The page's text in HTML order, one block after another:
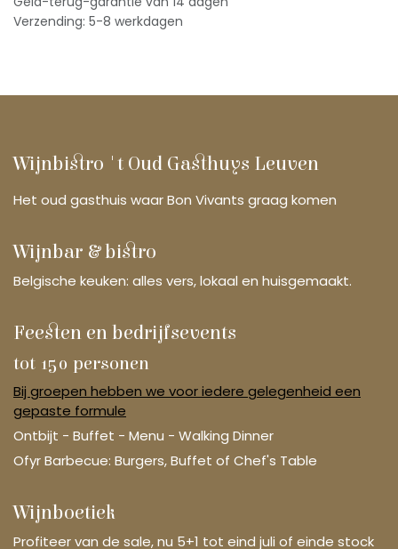
Verzending: 5-8 werkdagen
Wijnbistro 't Oud Gasthuys Leuven
Het oud gasthuis waar Bon Vivants graag komen
Wijnbar & bistro
Belgische keuken: alles vers, lokaal en huisgemaakt.
Feesten en bedrijfsevents
tot 150 personen
Bij groepen hebben we voor iedere gelegenheid een
gepaste formule
Ontbijt - Buffet - Menu - Walking Dinner
Ofyr Barbecue: Burgers, Buffet of Chef's Table
Wijnboetiek
Profiteer van de sale, nu 5+1 tot eind juli of einde stock